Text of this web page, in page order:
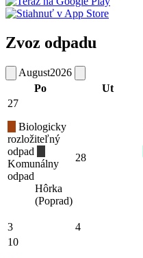
Zvoz odpadu
August2026
Po
Ut
27
Biologicky
rozložiteľný
odpad
Komunálny
odpad
Hôrka
(Poprad)
28
3 4
10